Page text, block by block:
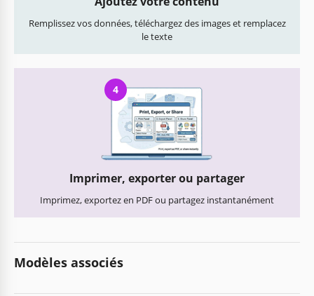
Remplissez vos données, téléchargez des images et remplacez
le texte
4
Imprimer, exporter ou partager
Imprimez, exportez en PDF ou partagez instantanément
Modèles associés